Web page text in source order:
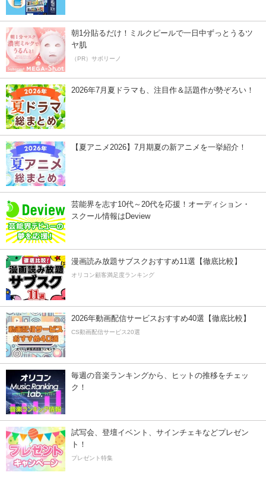
朝1分貼るだけ！ミルクピールで一日中ずっとうるツ
ヤ肌
（PR）サボリーノ
2026年7月夏ドラマも、注目作＆話題作が勢ぞろい！
【夏アニメ2026】7月期夏の新アニメを一挙紹介！
芸能界を志す10代～20代を応援！オーディション・
スクール情報はDeview
漫画読み放題サブスクおすすめ11選【徹底比較】
オリコン顧客満足度ランキング
2026年動画配信サービスおすすめ40選【徹底比較】
CS動画配信サービス20選
毎週の音楽ランキングから、ヒットの推移をチェッ
ク！
試写会、登壇イベント、サインチェキなどプレゼン
ト！
プレゼント特集